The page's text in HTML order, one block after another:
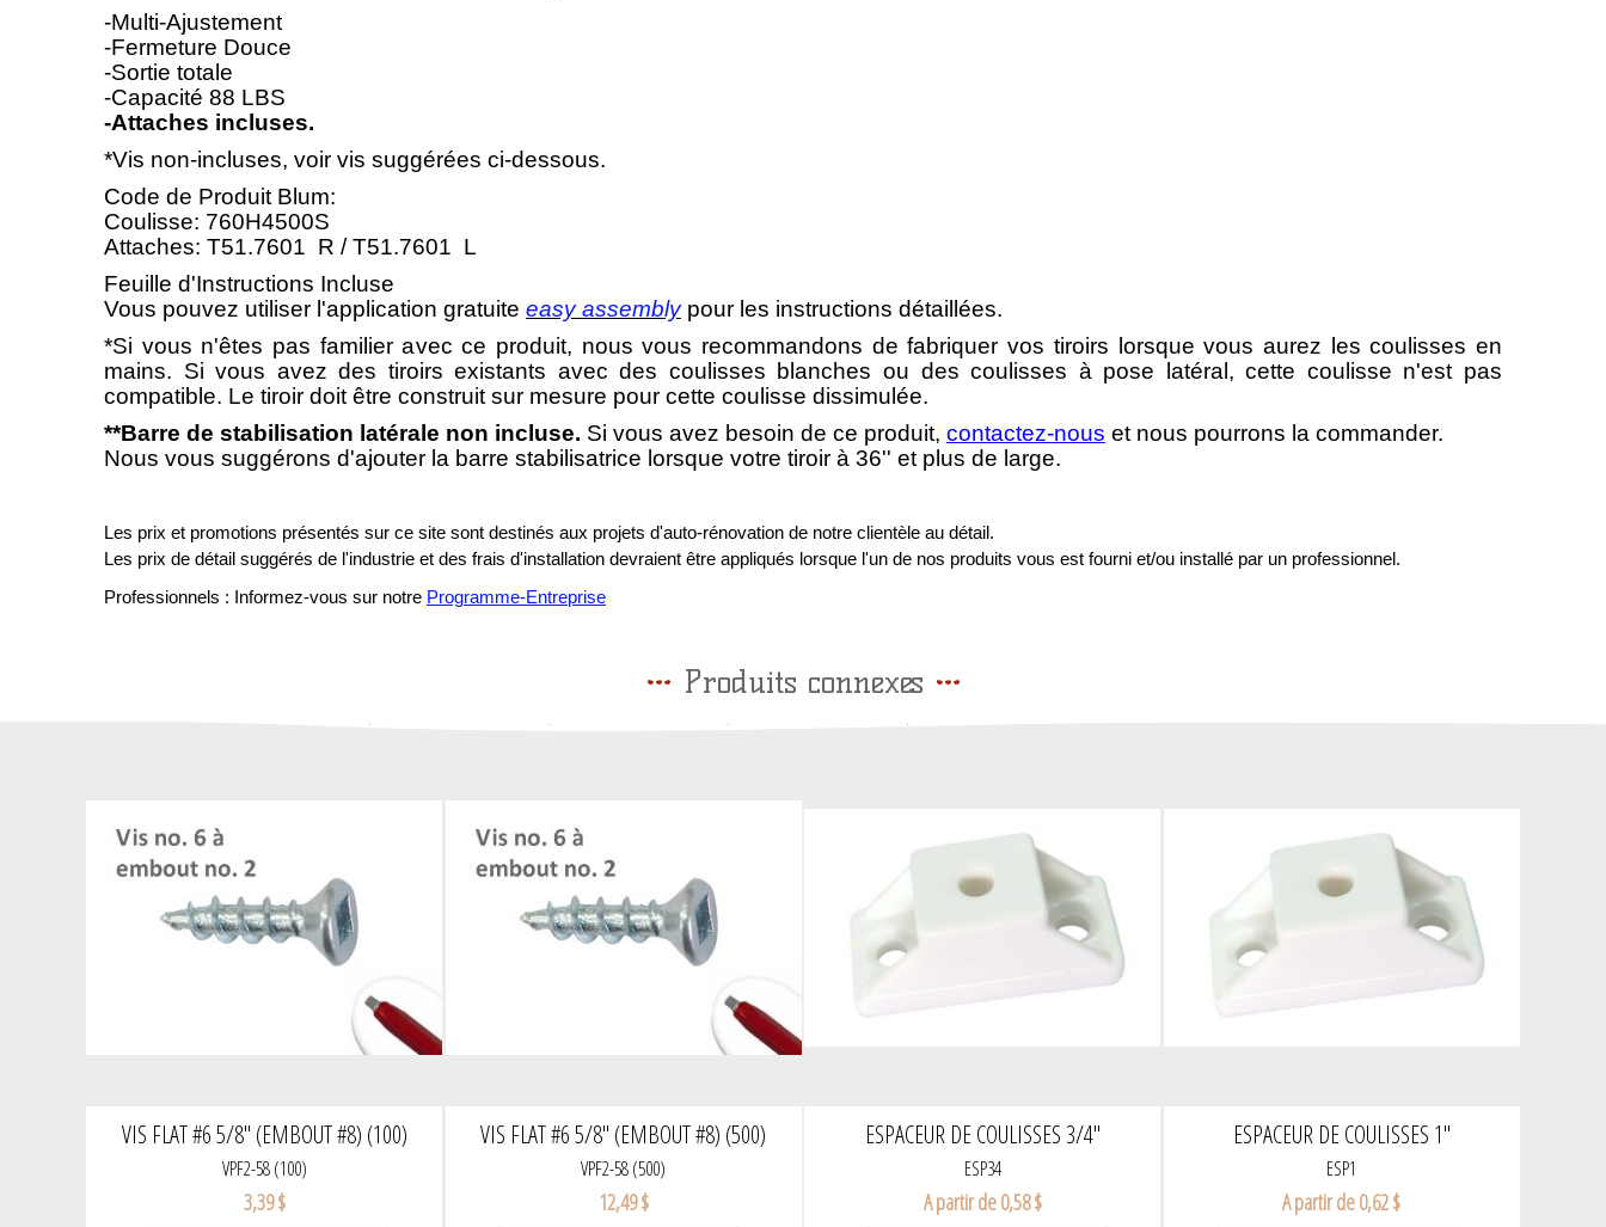
-Multi-Ajustement
-Fermeture Douce
-Sortie totale
-Capacité 88 LBS
-Attaches incluses.
*Vis non-incluses, voir vis suggérées ci-dessous.
Code de Produit Blum:
Coulisse: 760H4500S
Attaches: T51.7601 R / T51.7601 L
Feuille d'Instructions Incluse
Vous pouvez utiliser l'application gratuite easy assembly pour les instructions détaillées.
*Si vous n'êtes pas familier avec ce produit, nous vous recommandons de fabriquer vos tiroirs lorsque vous aurez les coulisses en
mains. Si vous avez des tiroirs existants avec des coulisses blanches ou des coulisses à pose latéral, cette coulisse n'est pas
compatible. Le tiroir doit être construit sur mesure pour cette coulisse dissimulée.
**Barre de stabilisation latérale non incluse. Si vous avez besoin de ce produit, contactez-nous et nous pourrons la commander.
Nous vous suggérons d'ajouter la barre stabilisatrice lorsque votre tiroir à 36'' et plus de large.
Les prix et promotions présentés sur ce site sont destinés aux projets d'auto-rénovation de notre clientèle au détail.
Les prix de détail suggérés de l'industrie et des frais d'installation devraient être appliqués lorsque l'un de nos produits vous est fourni et/ou installé par un professionnel.
Professionnels : Informez-vous sur notre Programme-Entreprise
Produits connexes
VIS FLAT #6 5/8" (EMBOUT #8) (100)
VPF2-58 (100)
3,39 $
VIS FLAT #6 5/8" (EMBOUT #8) (500)
VPF2-58 (500)
12,49 $
ESPACEUR DE COULISSES 3/4"
ESP34
A partir de 0,58 $
ESPACEUR DE COULISSES 1"
ESP1
A partir de 0,62 $